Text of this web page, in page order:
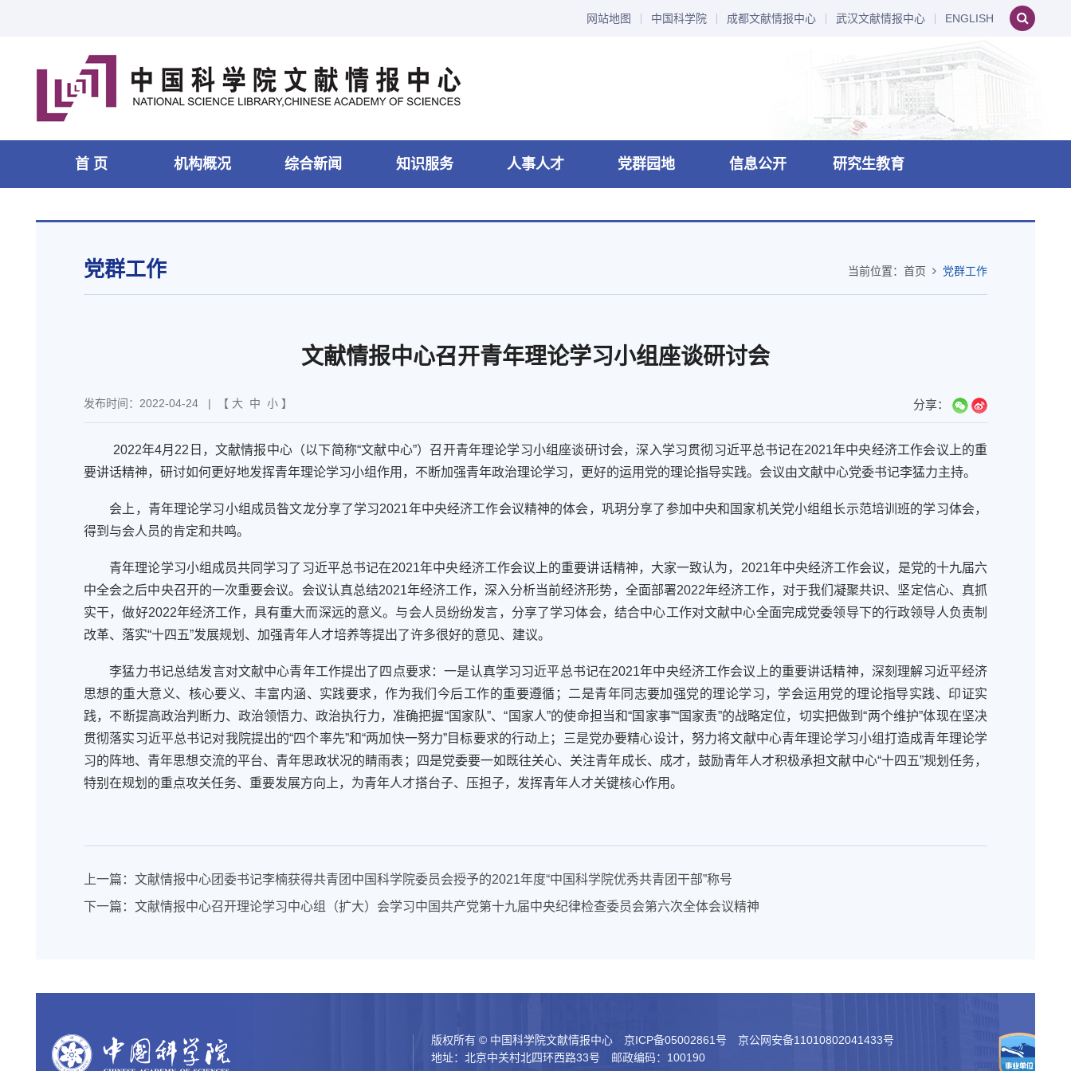
网站地图 中国科学院 成都文献情报中心 武汉文献情报中心 ENGLISH
首 页 机构概况 综合新闻 知识服务 人事人才 党群园地 信息公开 研究生教育
当前位置： 首页 党群工作
党群工作
文献情报中心召开青年理论学习小组座谈研讨会
发布时间：2022-04-24 | 【 大 中 小 】 分享：
2022年4月22日 ， 文献情报中心（以下简称“文献中心”）召开青年理论学习小组座谈研讨会，深入学习贯彻习近平总书记在2021年中央经济工作会议上的重
要讲话精神，研讨如何更好地发挥青年理论学习小组作用，不断加强青年政治理论学习，更好的运用党的理论指导实践。 会议由文献中心党委书记李猛力主持。
会上，青年理论学习小组成员昝文龙分享了学习2021年中央经济工作会议精神的体会， 巩玥分享了参加中央和国家机关党小组组长示范培训班的学习体会，
得到与会人员的肯定和共鸣。
青年理论学习小组成员共同学习了习近平总书记在2021年中央经济工作会议上的重要讲话精神， 大家一致认为， 2021年中央经济工作会议，是党的十九届六
中全会之后中央召开的一次重要会议。会议认真总结2021年经济工作，深入分析当前经济形势，全面部署2022年经济工作，对于我们凝聚共识、坚定信心、真抓
实干，做好2022年经济工作，具有重大而深远的意义。与会人员纷纷发言， 分享了学习体会，结合中心工作对文献中心全面完成党委领导下的行政领导 人负责制
改革、落实“十四五”发展规划、 加强青年人才培养等提出了许多很好的意见、建议。
李猛力书记总结发言对文献中心青年工作提出了四 点要求：一是认真学习习近平总书记在2021年中央经济工作会议上的重要讲话精神， 深刻理解习近平经济
思想的重大意义、核心要义、丰富内涵、实践要求，作为我们今后工作的重要遵循；二是青年同 志要加强党的理论学习， 学会运用党的理论指导实践、印证实
践， 不断提高政治判断力、政治领悟力、政治执行力， 准确把握“国家队”、“国家人”的使命担当和“国家事”“国家责”的战略定位， 切实把做到“两个维护”体现在坚决
贯彻落实习近平总书记对我院提出的“四个率先”和“两加快一努力”目标要求的行动上；
三是党办要精心设计，努力将文献中心青年理论学习小组打造成青年理论学
习的 阵地、 青年思想交流的平台、 青年思政状况的睛雨表 ；四是党委要一如既往关心、 关注青年成长、成才， 鼓励青年人才积极承担文献中心“十四五”规划任务，
特别在规划的重点攻关任务、重要发展方向上，为青年人才搭台子、压担子，发挥青年人才关键核心作用。
上一篇： 文献情报中心团委书记李楠获得共青团中国科学院委员会授予的2021年度“中国科学院优秀共青团干部”称号
下一篇： 文献情报中心召开理论学习中心组（扩大）会学习中国共产党第十九届中央纪律检查委员会第六次全体会议精神
版权所有 © 中国科学院文献情报中心 京ICP备05002861号 京公网安备11010802041433号
地址：北京中关村北四环西路33号 邮政编码：100190